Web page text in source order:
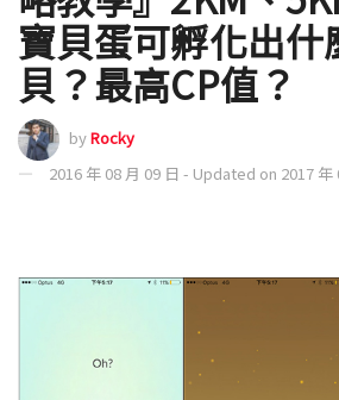
寶貝蛋可孵化出什
貝？最高CP值？
byRocky
2016 年 08 月 09 日 - Updated on 2017 年